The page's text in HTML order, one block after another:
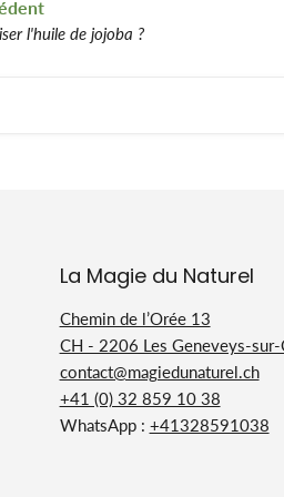
l'huile de jojoba ?
La Magie du Naturel
Chemin de l’Orée 13
CH - 2206 Les Geneveys-
contact@magiedunaturel.ch
+41 (0) 32 859 10 38
WhatsApp : +41328591038